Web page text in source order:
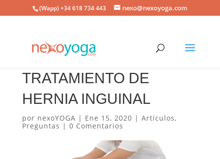
(Wapp) +34 618 734 443 nexo@nexoyoga.com
TRATAMIENTO DE
HERNIA INGUINAL
por nexoYOGA | Ene 15, 2020 | Artículos,
Preguntas | 0 Comentarios